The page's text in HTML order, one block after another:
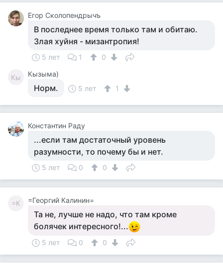
Егор Сколопендрычъ
В последнее время только там и обитаю.
Злая хуйня - мизантропия!
5 лет 1 0
Кы Кызыма)
Норм. 5 лет 1
Константин Раду
...если там достаточный уровень
разумности, то почему бы и нет.
5 лет 0 0
=К =Георгий Калинин=
Та не, лучше не надо, что там кроме
болячек интересного!...
5 лет 0 0